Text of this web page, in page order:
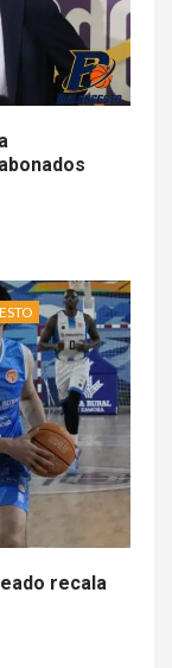
recala